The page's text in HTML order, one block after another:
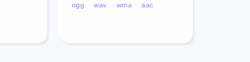
ogg
wav wma aac